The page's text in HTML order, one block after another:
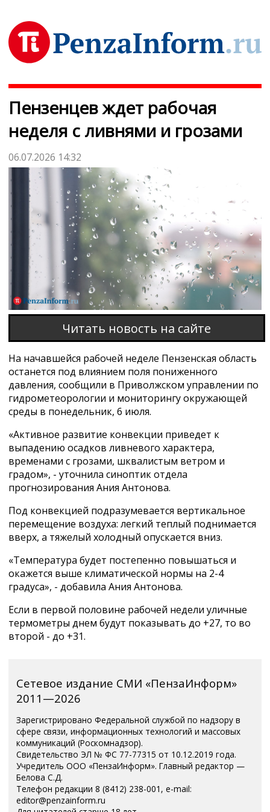
Пензенцев ждет рабочая
неделя с ливнями и грозами
06.07.2026 14:32
Читать новость на сайте
На начавшейся рабочей неделе Пензенская область
останется под влиянием поля пониженного
давления, сообщили в Приволжском управлении по
гидрометеорологии и мониторингу окружающей
среды в понедельник, 6 июля.
«Активное развитие конвекции приведет к
выпадению осадков ливневого характера,
временами с грозами, шквалистым ветром и
градом», - уточнила синоптик отдела
прогнозирования Ания Антонова.
Под конвекцией подразумевается вертикальное
перемещение воздуха: легкий теплый поднимается
вверх, а тяжелый холодный опускается вниз.
«Температура будет постепенно повышаться и
окажется выше климатической нормы на 2-4
градуса», - добавила Ания Антонова.
Если в первой половине рабочей недели уличные
термометры днем будут показывать до +27, то во
второй - до +31.
Сетевое издание СМИ «ПензаИнформ»
2011—2026
Зарегистрировано Федеральной службой по надзору в
сфере связи, информационных технологий и массовых
коммуникаций (Роскомнадзор).
Свидетельство ЭЛ № ФС 77-77315 от 10.12.2019 года.
Учредитель ООО «ПензаИнформ». Главный редактор —
Белова С.Д.
Телефон редакции 8 (8412) 238-001, e-mail:
editor@penzainform.ru